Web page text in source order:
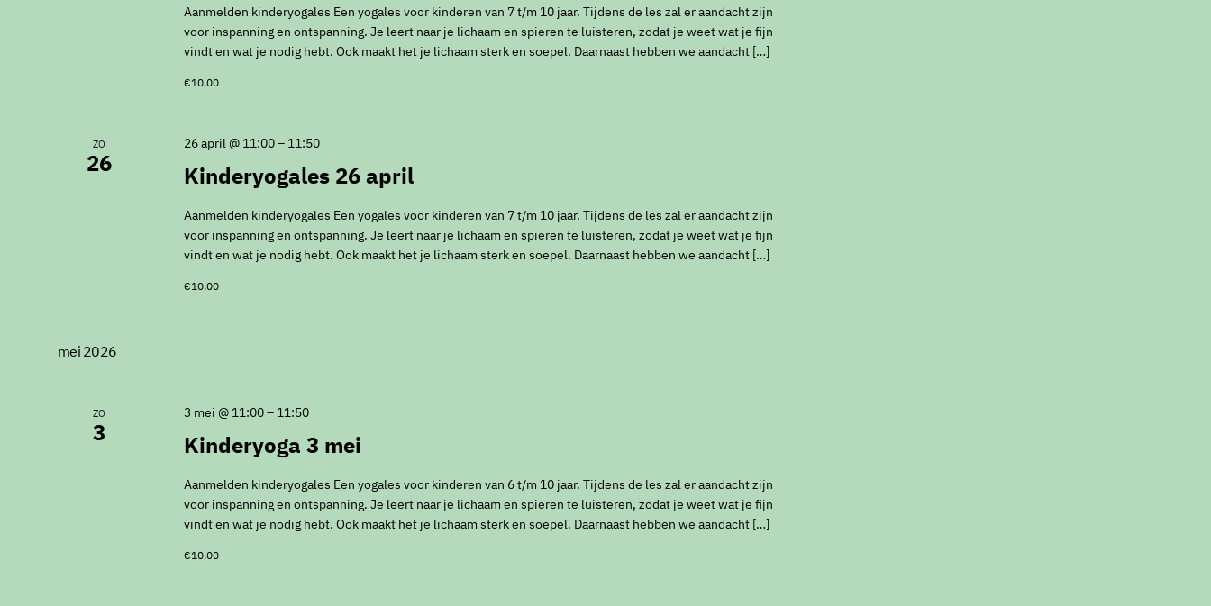
Aanmelden kinderyogales Een yogales voor kinderen van 7 t/m 10 jaar. Tijdens de les zal er aandacht zijn
voor inspanning en ontspanning. Je leert naar je lichaam en spieren te luisteren, zodat je weet wat je fijn
vindt en wat je nodig hebt. Ook maakt het je lichaam sterk en soepel. Daarnaast hebben we aandacht […]
€10,00
ZO
26 Kinderyogales 26 april
26 april @ 11:00– 11:50
Aanmelden kinderyogales Een yogales voor kinderen van 7 t/m 10 jaar. Tijdens de les zal er aandacht zijn
voor inspanning en ontspanning. Je leert naar je lichaam en spieren te luisteren, zodat je weet wat je fijn
vindt en wat je nodig hebt. Ook maakt het je lichaam sterk en soepel. Daarnaast hebben we aandacht […]
€10,00
mei 2026
ZO
3 Kinderyoga 3 mei
3 mei @ 11:00– 11:50
Aanmelden kinderyogales Een yogales voor kinderen van 6 t/m 10 jaar. Tijdens de les zal er aandacht zijn
voor inspanning en ontspanning. Je leert naar je lichaam en spieren te luisteren, zodat je weet wat je fijn
vindt en wat je nodig hebt. Ook maakt het je lichaam sterk en soepel. Daarnaast hebben we aandacht […]
€10,00